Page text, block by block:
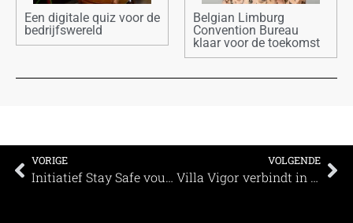
Een digitale quiz voor de
bedrijfswereld
Belgian Limburg
Convention Bureau
klaar voor de toekomst
VORIGE
Initiatief Stay Safe voucher reikt een helpende hand aan de evenementenbranche
VOLGENDE
Villa Vigor verbindt in coronatijden